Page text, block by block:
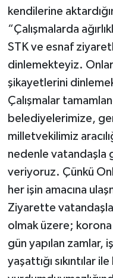
kendilerine
“Çalışmalarda
STK ve esnaf
dinlemekteyiz.
şikayetlerini
Çalışmalar
belediyelerimize,
milletvekilimiz
nedenle vatandaşla
veriyoruz. Çünkü
her işin amacına
Ziyarette
olmak üzere; korona
gün yapılan zamlar,
yaşattığı sıkıntılar